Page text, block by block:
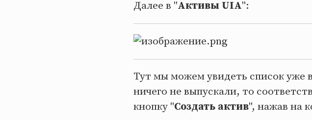
Далее в "Активы UIA":
Тут мы можем увидеть список уже
ничего не выпускали, то
кнопку "Создать актив", нажав на